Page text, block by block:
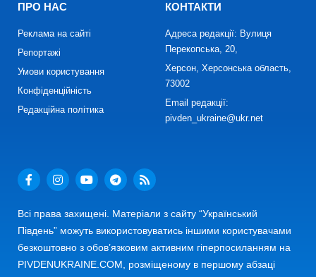
ПРО НАС
Реклама на сайті
Репортажі
Умови користування
Конфіденційність
Редакційна політика
КОНТАКТИ
Адреса редакції: Вулиця
Перекопська, 20,
Херсон, Херсонська область,
73002
Email редакції:
pivden_ukraine@ukr.net
Всі права захищені. Матеріали з сайту “Український
Південь” можуть використовуватись іншими користувачами
безкоштовно з обов’язковим активним гіперпосиланням на
PIVDENUKRAINE.COM, розміщеному в першому абзаці